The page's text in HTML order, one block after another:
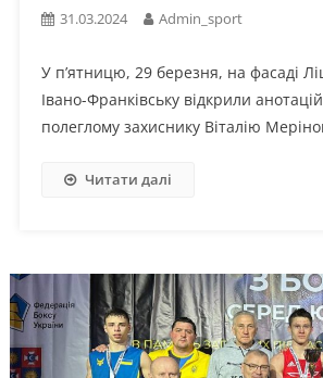
31.03.2024 Admin_sport
У п’ятницю, 29 березня, на фасаді
Івано-Франківську відкрили
полеглому захиснику Віталію
Читати далі